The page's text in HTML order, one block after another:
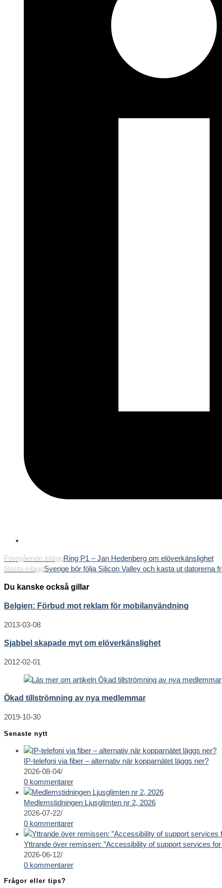
Läs
fler
artiklar
Föregående inläggRing P1 – Jan Hedenberg om elöverkänslighet
Nästa inläggSverige bör följa Silicon Valley och kasta ut datorerna
Du kanske också gillar
Belgien: Förbud mot reklam för mobilanvändning
2013-03-08
Sjabbel skapade myt om elöverkänslighet
2012-02-01
Ökad tillströmning av nya medlemmar
2019-10-30
Senaste nytt
IP-telefoni via fiber – alternativ när kopparnätet läggs ner?
2026-08-04/
0 kommentarer
Medlemstidningen Ljusglimten nr 2, 2026
2026-07-22/
0 kommentarer
Yttrande över remissen: ”Accessibility of support services
2026-06-12/
0 kommentarer
Frågor eller tips?